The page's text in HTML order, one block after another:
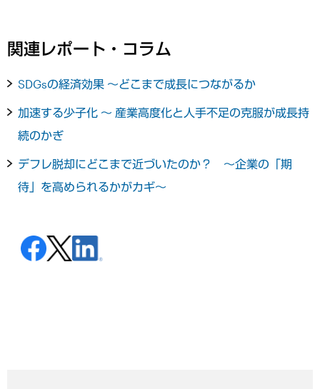
関連レポート・コラム
SDGsの経済効果 〜どこまで成長につながるか
加速する少子化 ～ 産業高度化と人手不足の克服が成長持
続のかぎ
デフレ脱却にどこまで近づいたのか？ ～企業の「期
待」を高められるかがカギ～